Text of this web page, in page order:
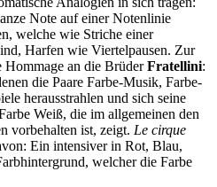
Note auf einer Notenlinie
welche wie Striche einer
Harfen wie Viertelpausen. Zur
Hommage an die BrüderFratellini:
die Paare Farbe-Musik, Farbe-
herausstrahlen und sich seine
Weiß, die im allgemeinen den
vorbehalten ist, zeigt. Le cirque
Ein intensiver in Rot, Blau,
welcher die Farbe